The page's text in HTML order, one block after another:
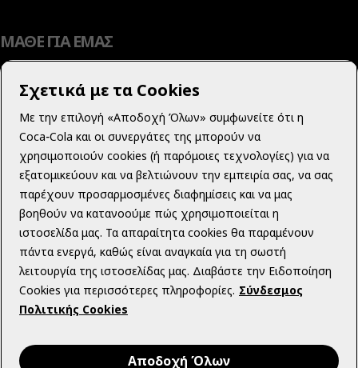
ΜΑΘΕ ΓΙΑ ΕΜΑΣ
ΜΑΘΕ ΠΕΡΙΣΣΟΤΕΡΑ
ΝΟΜΙΚΟ ΠΕΡΙΕΧΟΜΕΝΟ
Σχετικά με τα Cookies
Με την επιλογή «Αποδοχή Όλων» συμφωνείτε ότι η
Coca‑Cola και οι συνεργάτες της μπορούν να
χρησιμοποιούν cookies (ή παρόμοιες τεχνολογίες) για να
εξατομικεύουν και να βελτιώνουν την εμπειρία σας, να σας
παρέχουν προσαρμοσμένες διαφημίσεις και να μας
βοηθούν να κατανοούμε πώς χρησιμοποιείται η
ιστοσελίδα μας. Τα απαραίτητα cookies θα παραμένουν
πάντα ενεργά, καθώς είναι αναγκαία για τη σωστή
λειτουργία της ιστοσελίδας μας. Διαβάστε την Ειδοποίηση
Cookies για περισσότερες πληροφορίες. Σύνδεσμος
Πολιτικής Cookies
Αποδοχή Όλων